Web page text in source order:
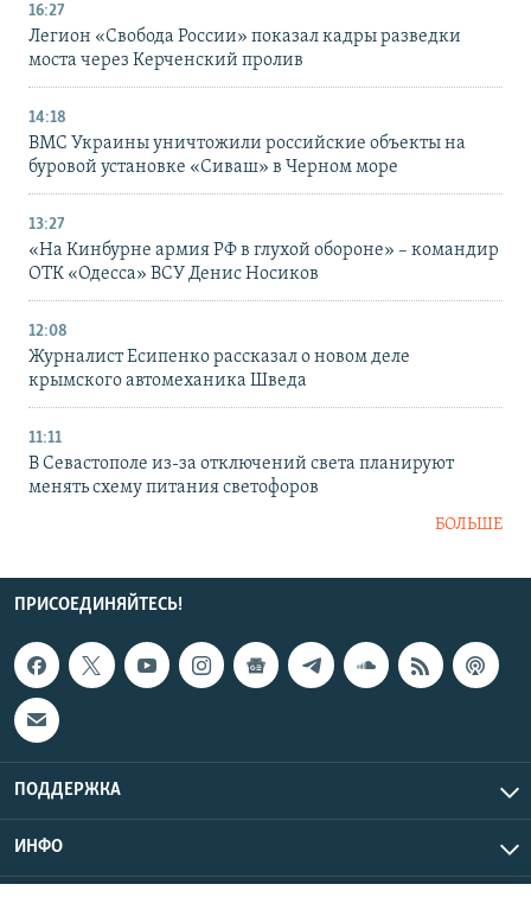
16:27
Легион «Свобода России» показал кадры разведки
моста через Керченский пролив
14:18
ВМС Украины уничтожили российские объекты на
буровой установке «Сиваш» в Черном море
13:27
«На Кинбурне армия РФ в глухой обороне» – командир
ОТК «Одесса» ВСУ Денис Носиков
12:08
Журналист Есипенко рассказал о новом деле
крымского автомеханика Шведа
11:11
В Севастополе из-за отключений света планируют
менять схему питания светофоров
БОЛЬШЕ
ПРИСОЕДИНЯЙТЕСЬ!
ПОДДЕРЖКА
ИНФО